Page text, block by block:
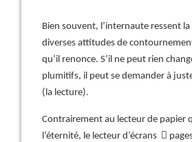
Bien souvent, l’internaute ressent
diverses attitudes de
qu’il renonce. S’il ne peut rien
plumitifs, il peut se demander à
(la lecture).
Contrairement au lecteur de papier
l’éternité, le lecteur d’écrans 